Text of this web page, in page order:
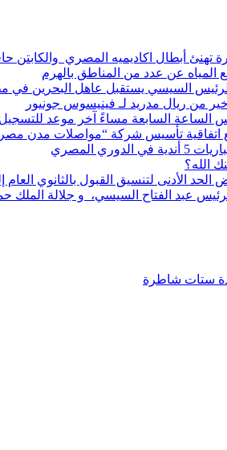
تهنئ أبطال اكاديميه المصري والكابتن
المياه عن عدد من المناطق بالهرم
السيسي يستقبل عاهل البحرين في
من ريال مدريد لـ فينيسوس جونيور
الساعة السابعة مساءً آخر موعد
اتفاقية تأسيس شركة “مواصلات مدن
المصري
الله؟
الأدنى لتنسيق القبول بالثانوي العام إلى 225
الرئيس عبد الفتاح السيسي، و جلالة